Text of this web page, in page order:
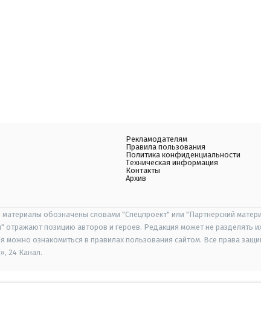
Рекламодателям
Правила пользования
Политика конфиденциальности
Техническая информация
Контакты
Архив
обозначены словами "Спецпроект" или "Партнерский
отражают позицию авторов и героев. Редакция может не разделять
можно ознакомиться в правилах пользования сайтом. Все права
24 Канал.